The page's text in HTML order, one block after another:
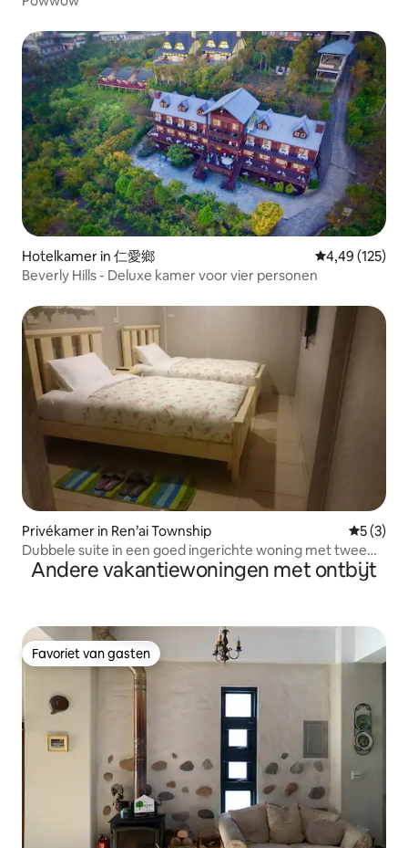
Hotelkamer in 仁愛鄉 Gemiddelde
4,49 (125)
Beverly Hills - Deluxe kamer voor vier personen
Privékamer in Ren’ai Township
5 (3)
Dubbele suite in een goed ingerichte woning met twee
comfortabele eenpersoonsbedden, geschikt voor zowel
Andere vakantiewoningen met ontbijt
Favoriet van gasten
Favoriet van gasten